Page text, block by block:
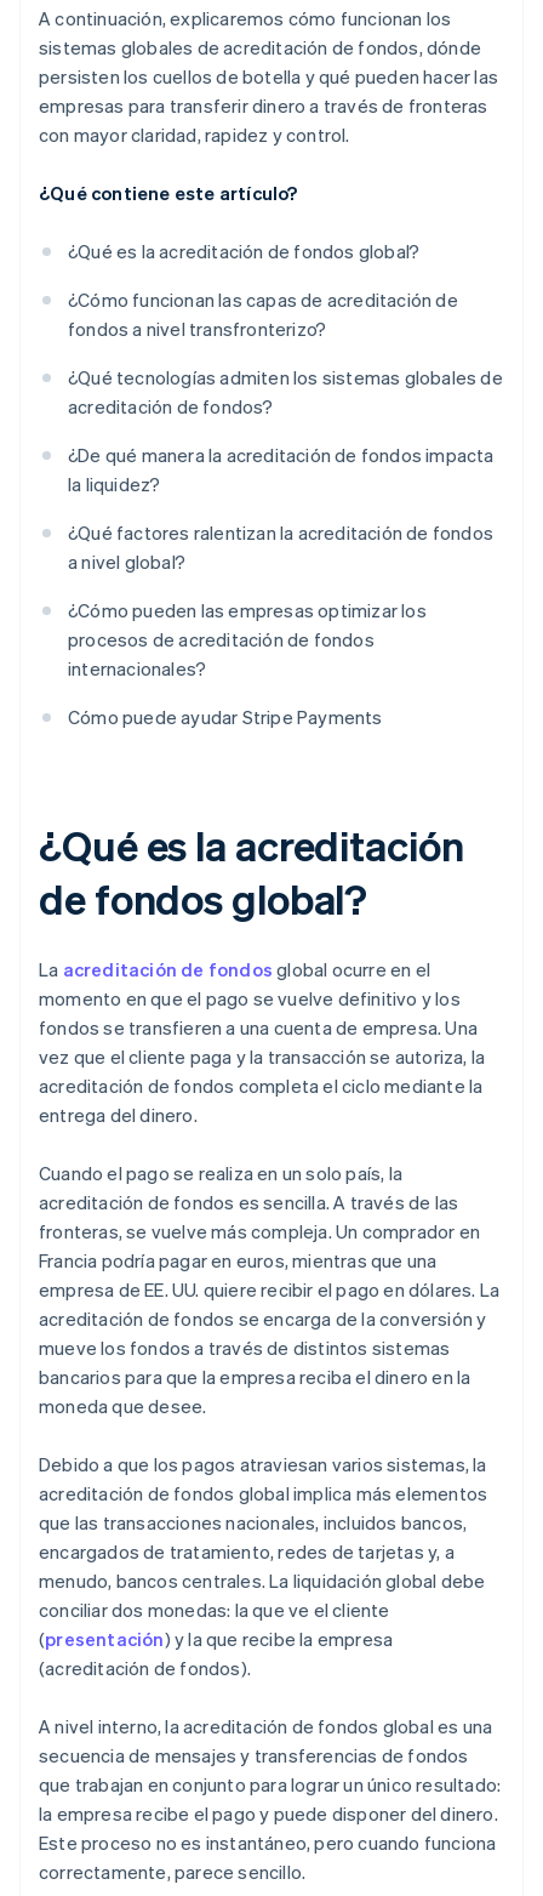
A continuación, explicaremos cómo funcionan los
sistemas globales de acreditación de fondos, dónde
persisten los cuellos de botella y qué pueden hacer las
empresas para transferir dinero a través de fronteras
con mayor claridad, rapidez y control.
¿Qué contiene este artículo?
¿Qué es la acreditación de fondos global?
¿Cómo funcionan las capas de acreditación de
fondos a nivel transfronterizo?
¿Qué tecnologías admiten los sistemas globales de
acreditación de fondos?
¿De qué manera la acreditación de fondos impacta
la liquidez?
¿Qué factores ralentizan la acreditación de fondos
a nivel global?
¿Cómo pueden las empresas optimizar los
procesos de acreditación de fondos
internacionales?
Cómo puede ayudar Stripe Payments
¿Qué es la acreditación
de fondos global?
La acreditación de fondos global ocurre en el
momento en que el pago se vuelve definitivo y los
fondos se transfieren a una cuenta de empresa. Una
vez que el cliente paga y la transacción se autoriza, la
acreditación de fondos completa el ciclo mediante la
entrega del dinero.
Cuando el pago se realiza en un solo país, la
acreditación de fondos es sencilla. A través de las
fronteras, se vuelve más compleja. Un comprador en
Francia podría pagar en euros, mientras que una
empresa de EE. UU. quiere recibir el pago en dólares. La
acreditación de fondos se encarga de la conversión y
mueve los fondos a través de distintos sistemas
bancarios para que la empresa reciba el dinero en la
moneda que desee.
Debido a que los pagos atraviesan varios sistemas, la
acreditación de fondos global implica más elementos
que las transacciones nacionales, incluidos bancos,
encargados de tratamiento, redes de tarjetas y, a
menudo, bancos centrales. La liquidación global debe
conciliar dos monedas: la que ve el cliente
(presentación) y la que recibe la empresa
(acreditación de fondos).
A nivel interno, la acreditación de fondos global es una
secuencia de mensajes y transferencias de fondos
que trabajan en conjunto para lograr un único resultado:
la empresa recibe el pago y puede disponer del dinero.
Este proceso no es instantáneo, pero cuando funciona
correctamente, parece sencillo.